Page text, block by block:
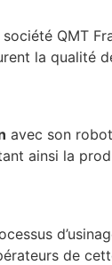
QMT
la qualité
avec son
ainsi la
de